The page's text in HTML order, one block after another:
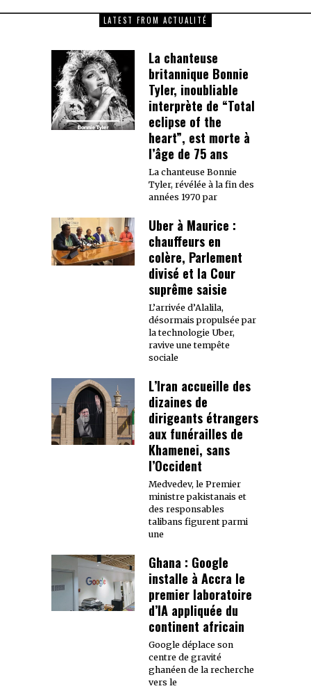
LATEST FROM ACTUALITÉ
La chanteuse
britannique Bonnie
Tyler, inoubliable
interprète de “Total
eclipse of the
heart”, est morte à
l’âge de 75 ans
La chanteuse Bonnie
Tyler, révélée à la fin des
années 1970 par
Uber à Maurice :
chauffeurs en
colère, Parlement
divisé et la Cour
suprême saisie
L’arrivée d’Alalila,
désormais propulsée par
la technologie Uber,
ravive une tempête
sociale
L’Iran accueille des
dizaines de
dirigeants étrangers
aux funérailles de
Khamenei, sans
l’Occident
Medvedev, le Premier
ministre pakistanais et
des responsables
talibans figurent parmi
une
Ghana : Google
installe à Accra le
premier laboratoire
d’IA appliquée du
continent africain
Google déplace son
centre de gravité
ghanéen de la recherche
vers le